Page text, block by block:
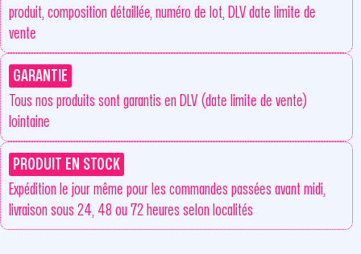
produit, composition détaillée, numéro de lot, DLV date limite de
vente
GARANTIE
Tous nos produits sont garantis en DLV (date limite de vente)
lointaine
PRODUIT EN STOCK
Expédition le jour même pour les commandes passées avant midi,
livraison sous 24, 48 ou 72 heures selon localités